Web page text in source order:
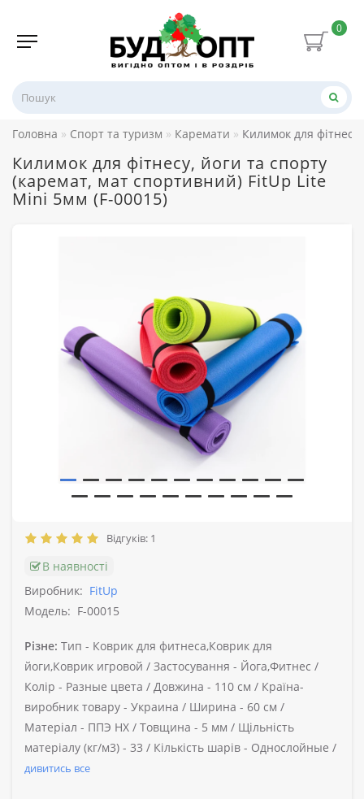
0
Головна Спорт та туризм Каремати Килимок для
Килимок для фітнесу, йоги та спорту
(каремат, мат спортивний) FitUp Lite
Mini 5мм (F-00015)
Відгуків: 1
В наявності
Виробник: FitUp
Модель: F-00015
Різне: Тип - Коврик для фитнеса,Коврик для
йоги,Коврик игровой / Застосування - Йога,Фитнес /
Колір - Разные цвета / Довжина - 110 см / Країна-
виробник товару - Украина / Ширина - 60 см /
Матеріал - ППЭ НХ / Товщина - 5 мм / Щільність
матеріалу (кг/м3) - 33 / Кількість шарів - Однослойные /
дивитись все